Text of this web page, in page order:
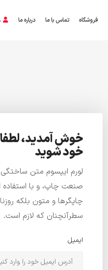
فروشگاه تماس با ما درباره ما
خوش آمدید،
خود شوید
لورم ایپسوم متن ساختگی
صنعت چاپ، و با استفاده
چاپگرها و متون بلکه
سطرآنچنان که لازم است.
ایمیل